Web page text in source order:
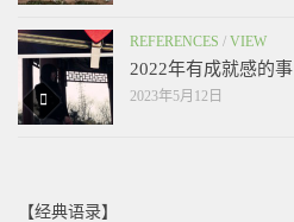
REFERENCES / VIEW
2022年有成就感的事
2023年5月12日
【经典语录】